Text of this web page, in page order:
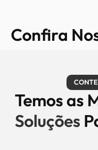
Confira
Temos as
Soluções